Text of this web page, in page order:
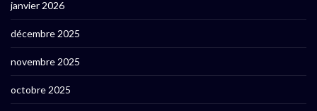
janvier 2026
décembre 2025
novembre 2025
octobre 2025